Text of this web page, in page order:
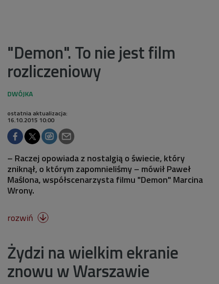
"Demon". To nie jest film
rozliczeniowy
ostatnia aktualizacja:
16.10.2015 10:00
– Raczej opowiada z nostalgią o świecie, który
zniknął, o którym zapomnieliśmy – mówił Paweł
Maślona, współscenarzysta filmu "Demon" Marcina
Wrony.
rozwiń 
Żydzi na wielkim ekranie
znowu w Warszawie